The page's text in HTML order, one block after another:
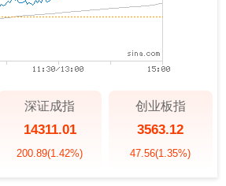
深证成指
14311.01
200.89(1.42%)
创业板指
3563.12
47.56(1.35%)